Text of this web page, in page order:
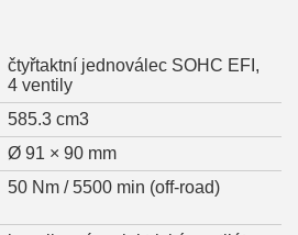
čtyřtaktní jednoválec SOHC EFI,
4 ventily
585.3 cm3
Ø 91 × 90 mm
50 Nm / 5500 min (off-road)